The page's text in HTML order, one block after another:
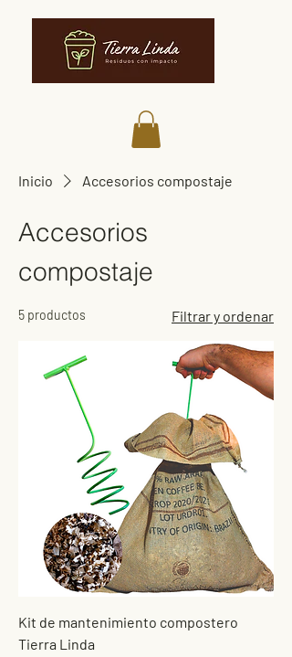
Inicio Accesorios compostaje
Accesorios
compostaje
5 productos Filtrar y ordenar
Kit de mantenimiento compostero
Tierra Linda